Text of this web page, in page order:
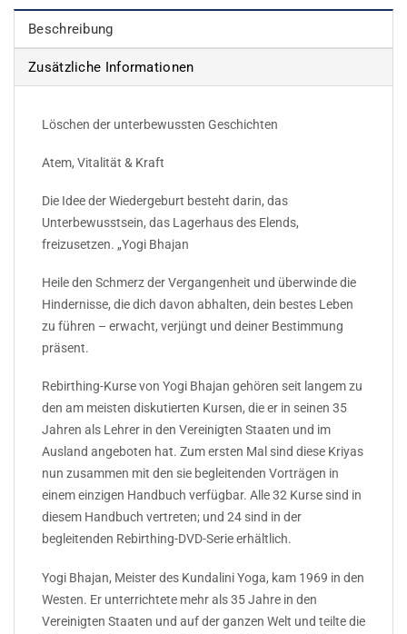
Beschreibung
Zusätzliche Informationen
Löschen der unterbewussten Geschichten
Atem, Vitalität & Kraft
Die Idee der Wiedergeburt besteht darin, das
Unterbewusstsein, das Lagerhaus des Elends,
freizusetzen. „Yogi Bhajan
Heile den Schmerz der Vergangenheit und überwinde die
Hindernisse, die dich davon abhalten, dein bestes Leben
zu führen – erwacht, verjüngt und deiner Bestimmung
präsent.
Rebirthing-Kurse von Yogi Bhajan gehören seit langem zu
den am meisten diskutierten Kursen, die er in seinen 35
Jahren als Lehrer in den Vereinigten Staaten und im
Ausland angeboten hat. Zum ersten Mal sind diese Kriyas
nun zusammen mit den sie begleitenden Vorträgen in
einem einzigen Handbuch verfügbar. Alle 32 Kurse sind in
diesem Handbuch vertreten; und 24 sind in der
begleitenden Rebirthing-DVD-Serie erhältlich.
Yogi Bhajan, Meister des Kundalini Yoga, kam 1969 in den
Westen. Er unterrichtete mehr als 35 Jahre in den
Vereinigten Staaten und auf der ganzen Welt und teilte die